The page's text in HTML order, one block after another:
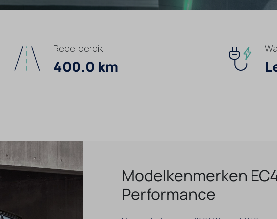
Reëel bereik
400.0 km
Modelkenmerken
Performance